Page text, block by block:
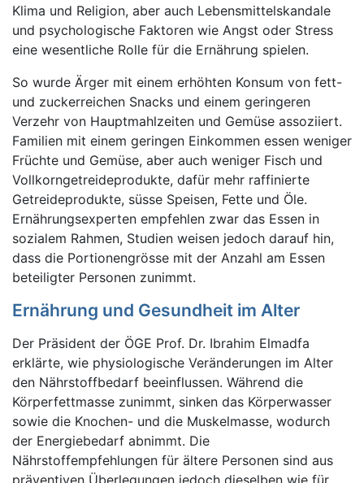
Klima und Religion, aber auch Lebensmittelskandale
und psychologische Faktoren wie Angst oder Stress
eine wesentliche Rolle für die Ernährung spielen.
So wurde Ärger mit einem erhöhten Konsum von fett-
und zuckerreichen Snacks und einem geringeren
Verzehr von Hauptmahlzeiten und Gemüse assoziiert.
Familien mit einem geringen Einkommen essen weniger
Früchte und Gemüse, aber auch weniger Fisch und
Vollkorngetreideprodukte, dafür mehr raffinierte
Getreideprodukte, süsse Speisen, Fette und Öle.
Ernährungsexperten empfehlen zwar das Essen in
sozialem Rahmen, Studien weisen jedoch darauf hin,
dass die Portionengrösse mit der Anzahl am Essen
beteiligter Personen zunimmt.
Ernährung und Gesundheit im Alter
Der Präsident der ÖGE Prof. Dr. Ibrahim Elmadfa
erklärte, wie physiologische Veränderungen im Alter
den Nährstoffbedarf beeinflussen. Während die
Körperfettmasse zunimmt, sinken das Körperwasser
sowie die Knochen- und die Muskelmasse, wodurch
der Energiebedarf abnimmt. Die
Nährstoffempfehlungen für ältere Personen sind aus
präventiven Überlegungen jedoch dieselben wie für